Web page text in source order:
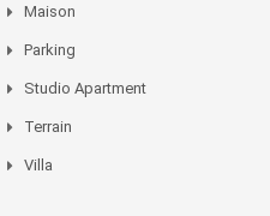
Maison
Parking
Studio Apartment
Terrain
Villa